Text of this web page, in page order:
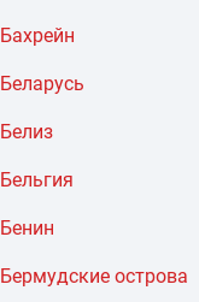
Бахрейн
Беларусь
Белиз
Бельгия
Бенин
Бермудские острова